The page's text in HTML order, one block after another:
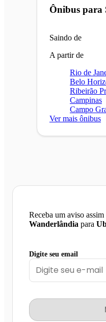
Ônibus para
Saindo de
A partir de
Rio de
Belo
Ribeirão
Campinas
Campo
Ver mais ônibus
Receba um aviso
Wanderlândia para
Digite seu email